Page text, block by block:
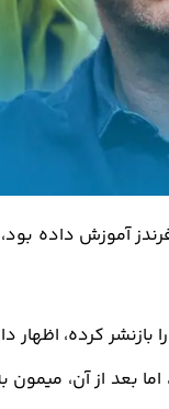
آموزش داده
بازنشر کرده،
بعد از آن،